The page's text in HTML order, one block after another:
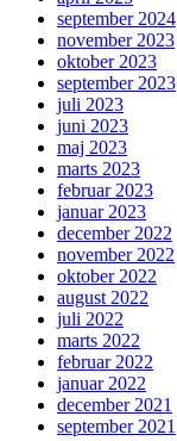
september 2024
november 2023
oktober 2023
september 2023
juli 2023
juni 2023
maj 2023
marts 2023
februar 2023
januar 2023
december 2022
november 2022
oktober 2022
august 2022
juli 2022
marts 2022
februar 2022
januar 2022
december 2021
september 2021